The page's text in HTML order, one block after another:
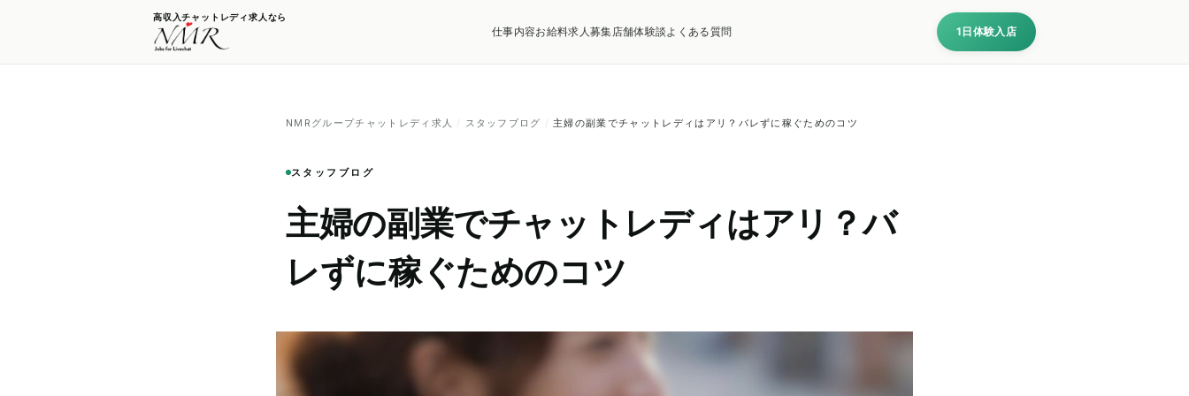
高収入チャットレディ求人なら
仕事内容お給料求人募集店舗体験談よくある質問 1日体験入店
NMRグループチャットレディ求人 / スタッフブログ / 主婦の副業でチャットレディはアリ？バレずに稼ぐためのコツ
スタッフブログ
主婦の副業でチャットレディはアリ？バ
レずに稼ぐためのコツ